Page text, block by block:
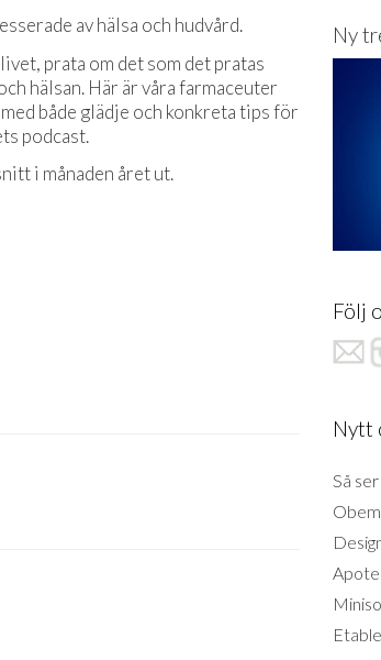
av hälsa och hudvård.
prata om det som det pratas
hälsan. Här är våra farmaceuter
både glädje och konkreta tips för
podcast.
i månaden året ut.
Ny
Följ
Nytt
Så